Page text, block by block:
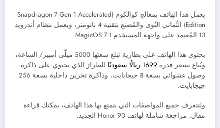
يعمل هذا الهاتف بمعالج كوالكوم (Snapdragon 7 Gen 1 Accelerated
Edition) الثُماني النُوى والمُصنع بتقنية 4 نانومتر، ويعمل بنظام أندرويد
13 المُعتمد على واجهة المستخدم MagicOS 7.1.
يحتوي هذا الهاتف على بطارية تبلغ سعتها 5000 ميلّي أمبير/ الساعة،
ويُباع بسعر قدره 1699 ريالًا سعوديًا
للطراز الذي يحتوي على ذاكرة
وصول عشوائي بسعة 8 جيجابايت، وذاكرة تخزين داخلية بسعة 256
جيجابايت.
ولتتعرف جميع المواصفات التي يتمتع بها هذا الهاتف، يمكنك قراءة
مقال: مراجعة شاملة لهاتف Honor 90 الجديد .